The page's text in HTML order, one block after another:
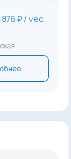
876 ₽ / мес.